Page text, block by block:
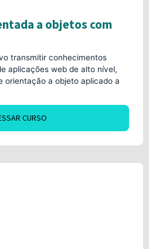
a objetos com
transmitir conhecimentos
aplicações web de alto nível,
orientação a objeto aplicado a
CURSO